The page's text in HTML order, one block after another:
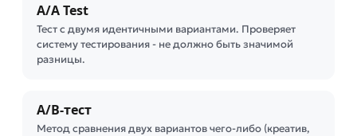
A/A Test
Тест с двумя идентичными вариантами. Проверяет
систему тестирования - не должно быть значимой
разницы.
A/B-тест
Метод сравнения двух вариантов чего-либо (креатив,